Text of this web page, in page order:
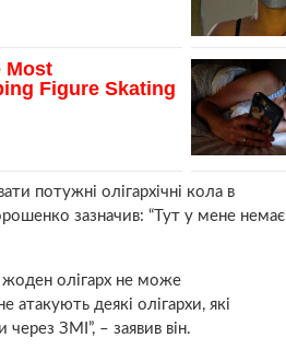
потужні олігархічні кола в
зазначив: “Тут у мене немає
олігарх не може
атакують деякі олігархи, які
ЗМІ”, – заявив він.